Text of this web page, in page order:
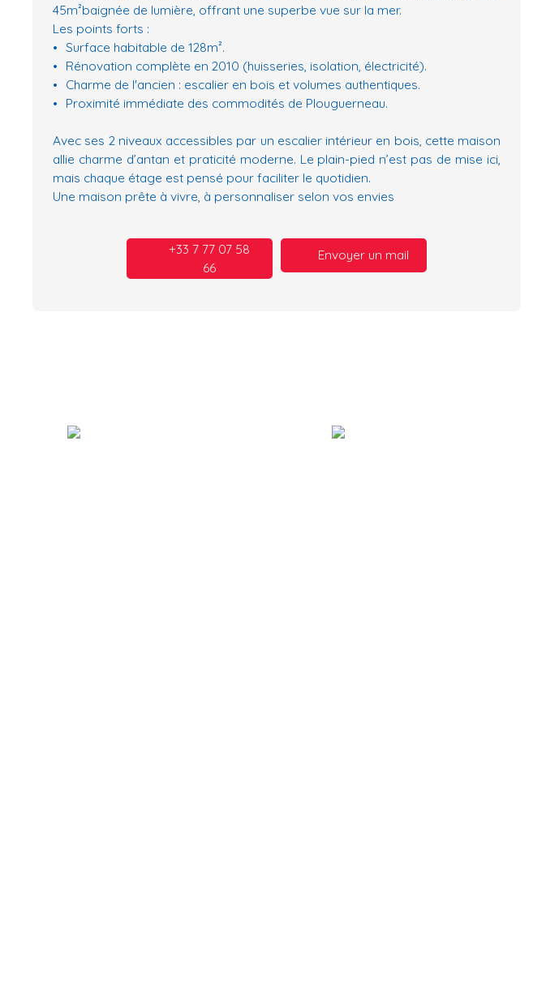
45m²baignée de lumière, offrant une superbe vue sur la mer.
Les points forts :
Surface habitable de 128m².
Rénovation complète en 2010 (huisseries, isolation, électricité).
Charme de l'ancien : escalier en bois et volumes authentiques.
Proximité immédiate des commodités de Plouguerneau.
Avec ses 2 niveaux accessibles par un escalier intérieur en bois, cette maison
allie charme d’antan et praticité moderne. Le plain-pied n’est pas de mise ici,
mais chaque étage est pensé pour faciliter le quotidien.
Une maison prête à vivre, à personnaliser selon vos envies
+33 7 77 07 58
66
Envoyer un mail